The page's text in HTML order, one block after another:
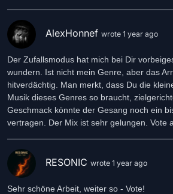
AlexHonnef wrote 1 year ago
Der Zufallsmodus hat mich bei Dir
wundern. Ist nicht mein Genre, aber das
hitverdächtig. Man merkt, dass Du die
Musik dieses Genres so braucht,
Geschmack könnte der Gesang noch ein
vertragen. Der Mix ist sehr gelungen. Vote
RESONIC wrote 1 year ago
Sehr schöne Arbeit, weiter so - Vote!